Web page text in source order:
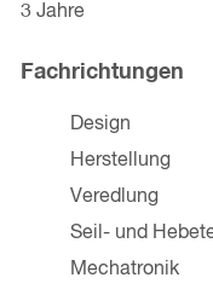
3 Jahre
Fachrichtungen
Design
Herstellung
Veredlung
Seil- und
Mechatronik